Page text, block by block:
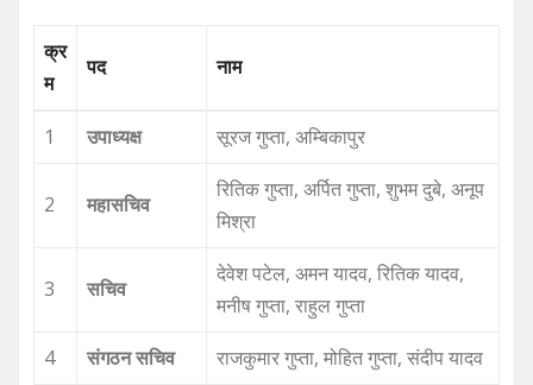
क्र
म
पद नाम
1 उपाध्यक्ष सूरज गुप्ता, अम्बिकापुर
2 महासचिव
रितिक गुप्ता, अर्पित गुप्ता, शुभम दुबे, अनूप
मिश्रा
3 सचिव
देवेश पटेल, अमन यादव, रितिक यादव,
मनीष गुप्ता, राहुल गुप्ता
4
संगठन सचिव राजकुमार गुप्ता, मोहित गुप्ता, संदीप यादव